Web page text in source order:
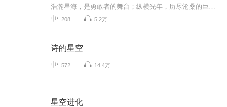
208 5.2万
诗的星空
572 14.4万
星空进化